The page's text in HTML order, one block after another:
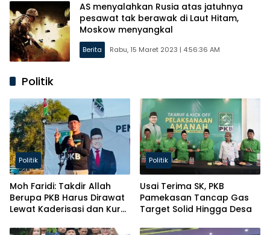
AS menyalahkan Rusia atas jatuhnya
pesawat tak berawak di Laut Hitam,
Moskow menyangkal
Berita Rabu, 15 Maret 2023 | 4:56:36 AM
Politik
Politik
Moh Faridi: Takdir Allah
Berupa PKB Harus Dirawat
Lewat Kaderisasi dan Kursi
Politik
Usai Terima SK, PKB
Pamekasan Tancap Gas
Target Solid Hingga Desa